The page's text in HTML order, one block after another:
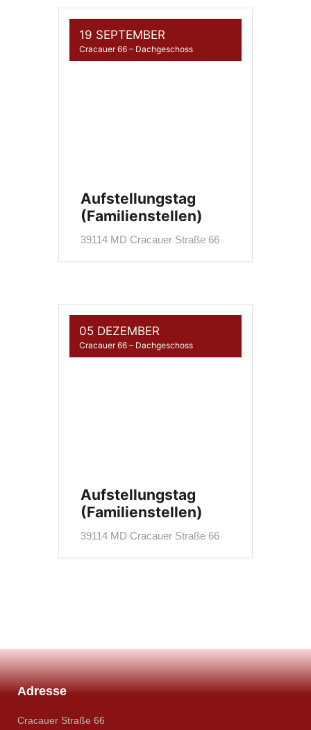
19 SEPTEMBER
Cracauer 66 – Dachgeschoss
Aufstellungstag
(Familienstellen)
39114 MD Cracauer Straße 66
05 DEZEMBER
Cracauer 66 – Dachgeschoss
Aufstellungstag
(Familienstellen)
39114 MD Cracauer Straße 66
Adresse
Cracauer Straße 66